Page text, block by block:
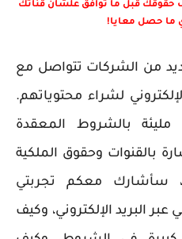
حقوقك قبل ما توافق علشان قناتك
ما حصل معايا!
من الشركات تتواصل مع
لشراء محتوياتهم.
بالشروط المعقدة
بالقنوات وحقوق الملكية
سأشارك معكم تجربتي
البريد الإلكتروني، وكيف